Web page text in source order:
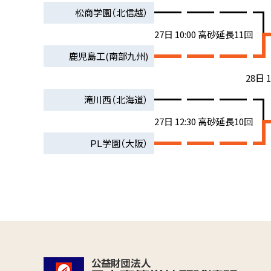
松商学園（北信越）
27日 10:00 高砂延長11回
鹿児島工(南部九州)
28日
滝川西（北海道）
27日 12:30 高砂延長10回
ＰＬ学園（大阪）